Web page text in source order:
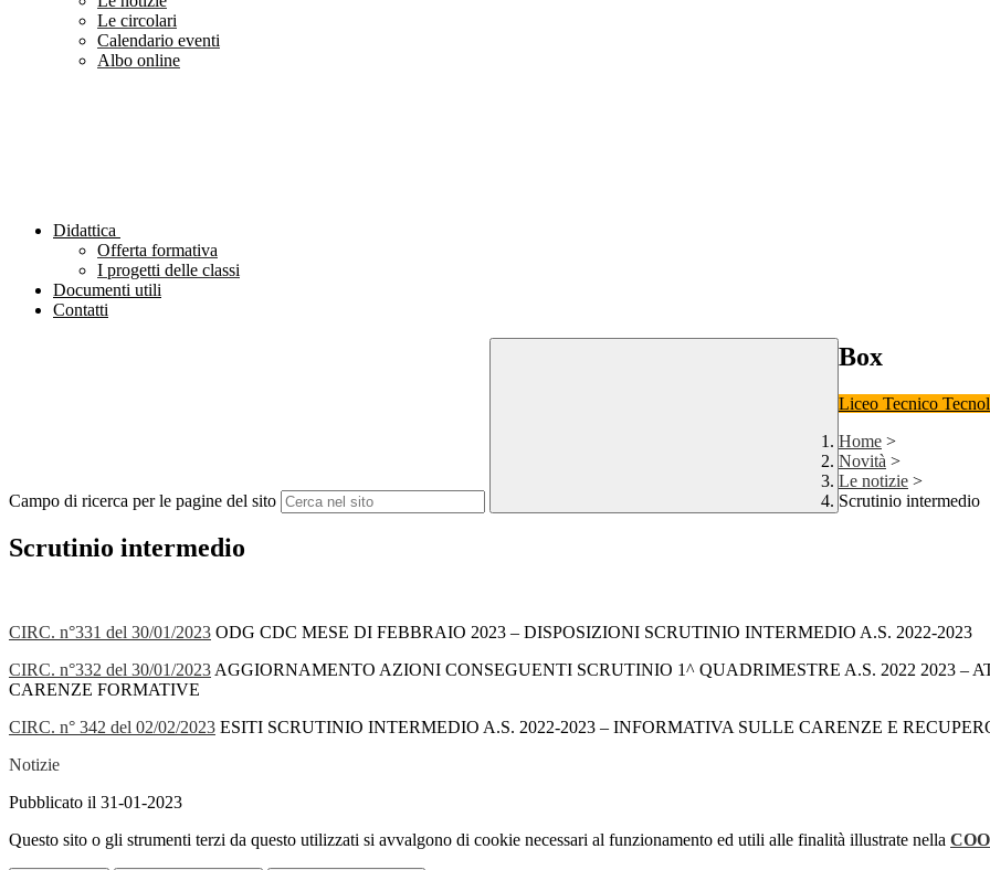
Le circolari
Calendario eventi
Albo online
Didattica
Offerta formativa
I progetti delle classi
Documenti utili
Contatti
Campo di ricerca per le pagine del sito
Box
Liceo Tecnico
Home >
Novità >
Le notizie >
Scrutinio intermedio
Scrutinio intermedio
CIRC. n°331 del 30/01/2023 ODG CDC MESE DI FEBBRAIO 2023 – DISPOSIZIONI SCRUTINIO INTERMEDIO A.S. 2022-2023
CIRC. n°332 del 30/01/2023 AGGIORNAMENTO AZIONI CONSEGUENTI SCRUTINIO 1^ QUADRIMESTRE A.S. 2022 2023 –
CARENZE FORMATIVE
CIRC. n° 342 del 02/02/2023 ESITI SCRUTINIO INTERMEDIO A.S. 2022-2023 – INFORMATIVA SULLE CARENZE E
Notizie
Pubblicato il 31-01-2023
Questo sito o gli strumenti terzi da questo utilizzati si avvalgono di cookie necessari al funzionamento ed utili alle finalità illustrate nella